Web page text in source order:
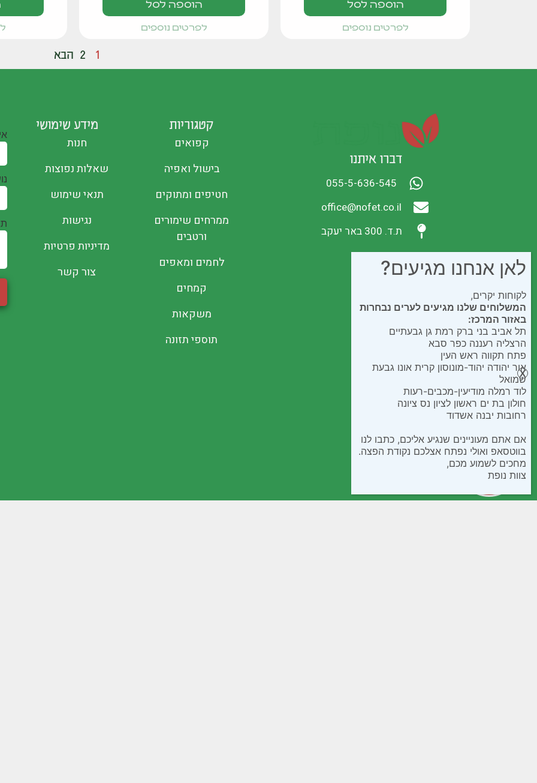
הוספה לסל
לפרטים נוספים
הוספה לסל
לפרטים נוספים
1
2 הבא
דברו איתנו
055-5-636-545
office@nofet.co.il
ת.ד. 300 באר יעקב
קטגוריות
קפואים
בישול ואפיה
חטיפים ומתוקים
ממרחים שימורים
ורטבים
לחמים ומאפים
קמחים
משקאות
תוספי תזונה
מידע שימושי
חנות
שאלות נפוצות
תנאי שימוש
נגישות
מדיניות פרטיות
צור קשר
לאן אנחנו מגיעים?
לקוחות יקרים,
המשלוחים שלנו מגיעים לערים נבחרות
באזור המרכז:
תל אביב בני ברק רמת גן גבעתיים
הרצליה רעננה כפר סבא
פתח תקווה ראש העין
אור יהודה יהוד-מונוסון קרית אונו גבעת
שמואל
לוד רמלה מודיעין-מכבים-רעות
חולון בת ים ראשון לציון נס ציונה
רחובות יבנה אשדוד
אם אתם מעוניינים שנגיע אליכם, כתבו לנו
בווטסאפ ואולי נפתח אצלכם נקודת הפצה.
מחכים לשמוע מכם,
צוות נופת